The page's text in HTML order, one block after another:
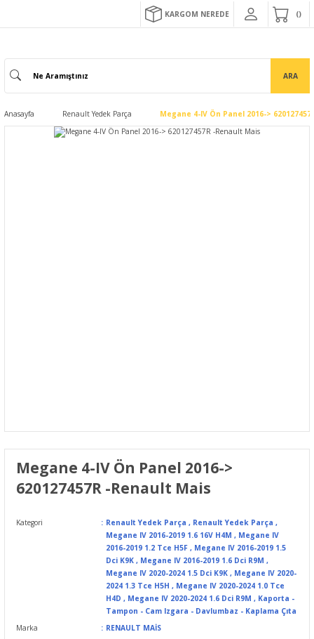
KARGOM NEREDE
ARA
Anasayfa Renault Yedek Parça Megane 4-IV Ön Panel 2016->
Megane 4-IV Ön Panel 2016->
620127457R -Renault Mais
Kategori Renault Yedek Parça , Renault Yedek Parça ,
Megane IV 2016-2019 1.6 16V H4M , Megane IV
2016-2019 1.2 Tce H5F , Megane IV 2016-2019 1.5
Dci K9K , Megane IV 2016-2019 1.6 Dci R9M ,
Megane IV 2020-2024 1.5 Dci K9K , Megane IV 2020-
2024 1.3 Tce H5H , Megane IV 2020-2024 1.0 Tce
H4D , Megane IV 2020-2024 1.6 Dci R9M , Kaporta -
Tampon - Cam Izgara - Davlumbaz - Kaplama Çıta
Marka
RENAULT MAİS